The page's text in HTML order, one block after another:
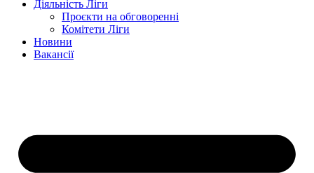
Діяльність Ліги
Проєкти на обговоренні
Комітети Ліги
Новини
Вакансії